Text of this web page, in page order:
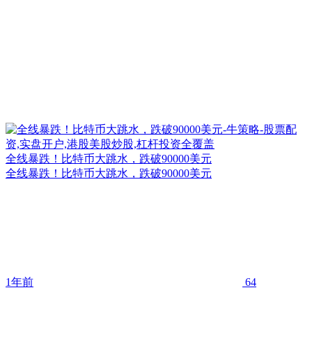
全线暴跌！比特币大跳水，跌破90000美元
全线暴跌！比特币大跳水，跌破90000美元
1年前 64